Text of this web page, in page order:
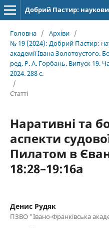
Головна / Архіви /
№ 19 (2024): Добрий Пастир:
академії Івана Золотоустого.
ред. Р. А. Горбань. Випуск 19.
2024. 288 с.
/
Статті
Наративні та
аспекти
Пилатом в
18:28–19:16а
Денис Рудяк
ПЗВО "Івано-Франківська